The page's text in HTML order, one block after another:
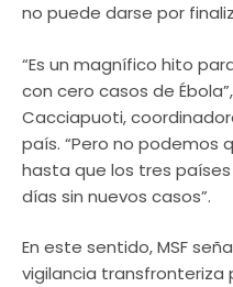
no puede darse por
“Es un magnífico hito
con cero casos de
Cacciapuoti,
país. “Pero no podemos
hasta que los tres
días sin nuevos casos”.
En este sentido, MSF
vigilancia transfronteriza